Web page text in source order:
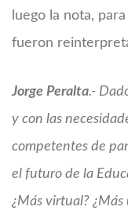
luego la nota,
fueron
Jorge Peralta.-
y con las
competentes de
el futuro de la
¿Más virtual? ¿Más